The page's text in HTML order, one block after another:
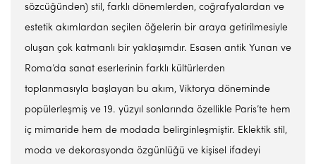
sözcüğünden) stil, farklı dönemlerden, coğrafyalardan ve
estetik akımlardan seçilen öğelerin bir araya getirilmesiyle
oluşan çok katmanlı bir yaklaşımdır. Esasen antik Yunan ve
Roma’da sanat eserlerinin farklı kültürlerden
toplanmasıyla başlayan bu akım, Viktorya döneminde
popülerleşmiş ve 19. yüzyıl sonlarında özellikle Paris’te hem
iç mimaride hem de modada belirginleşmiştir. Eklektik stil,
moda ve dekorasyonda özgünlüğü ve kişisel ifadeyi